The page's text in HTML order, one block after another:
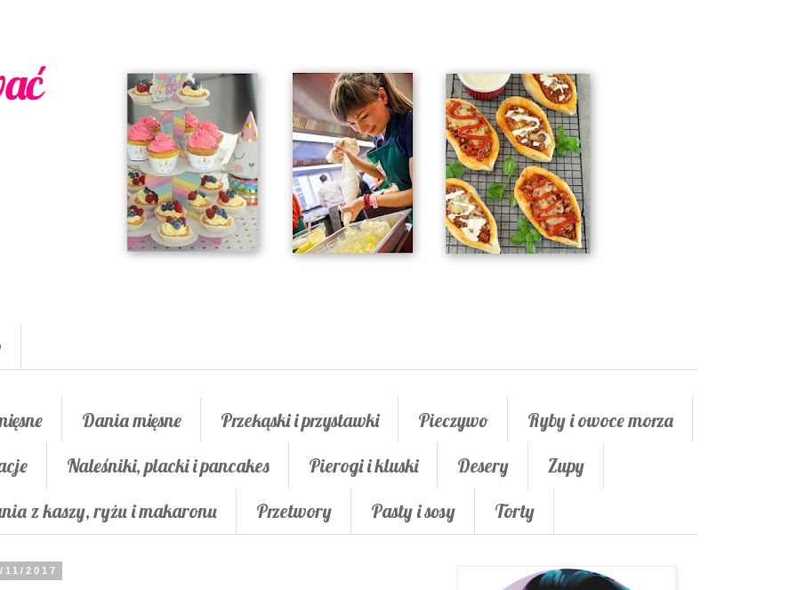
Dania mięsne Przekąski i przystawki Pieczywo
Ryby i owoce morza
Naleśniki, placki i pancakes Pierogi i kluski Desery
Zupy
z kaszy, ryżu i makaronu Przetwory Pasty i sosy Torty
11/2017